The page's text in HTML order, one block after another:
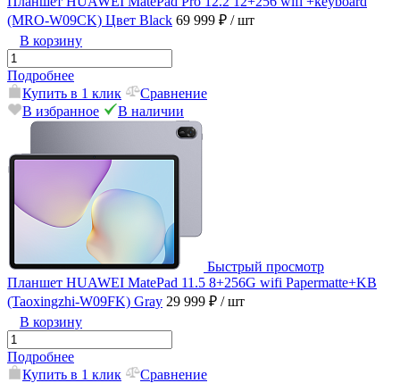
(MRO-W09CK) Цвет Black 69 999 ₽ / шт
В корзину
Подробнее
Купить в 1 клик
Сравнение
В избранное
В наличии
Быстрый просмотр
Планшет HUAWEI MatePad 11.5 8+256G wifi Papermatte+KB
(Taoxingzhi-W09FK) Gray 29 999 ₽ / шт
В корзину
Подробнее
Купить в 1 клик
Сравнение